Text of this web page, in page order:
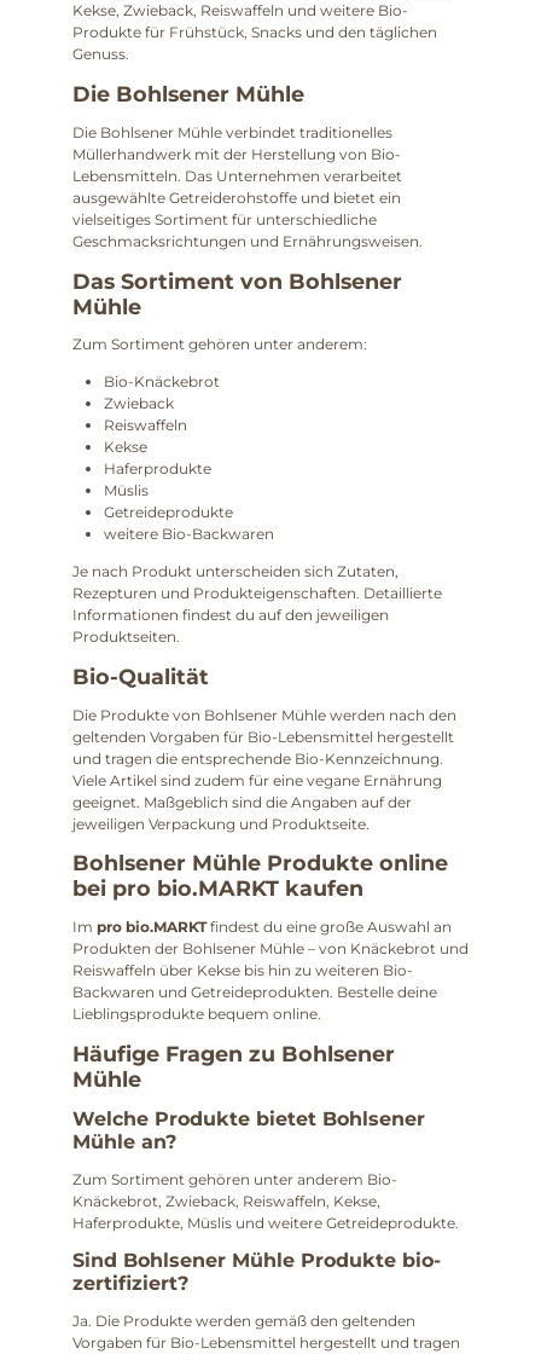
Kekse, Zwieback, Reiswaffeln und weitere Bio-
Produkte für Frühstück, Snacks und den täglichen
Genuss.
Die Bohlsener Mühle
Die Bohlsener Mühle verbindet traditionelles
Müllerhandwerk mit der Herstellung von Bio-
Lebensmitteln. Das Unternehmen verarbeitet
ausgewählte Getreiderohstoffe und bietet ein
vielseitiges Sortiment für unterschiedliche
Geschmacksrichtungen und Ernährungsweisen.
Das Sortiment von Bohlsener
Mühle
Zum Sortiment gehören unter anderem:
Bio-Knäckebrot
Zwieback
Reiswaffeln
Kekse
Haferprodukte
Müslis
Getreideprodukte
weitere Bio-Backwaren
Je nach Produkt unterscheiden sich Zutaten,
Rezepturen und Produkteigenschaften. Detaillierte
Informationen findest du auf den jeweiligen
Produktseiten.
Bio-Qualität
Die Produkte von Bohlsener Mühle werden nach den
geltenden Vorgaben für Bio-Lebensmittel hergestellt
und tragen die entsprechende Bio-Kennzeichnung.
Viele Artikel sind zudem für eine vegane Ernährung
geeignet. Maßgeblich sind die Angaben auf der
jeweiligen Verpackung und Produktseite.
Bohlsener Mühle Produkte online
bei pro bio.MARKT kaufen
Im pro bio.MARKTfindest du eine große Auswahl an
Produkten der Bohlsener Mühle – von Knäckebrot und
Reiswaffeln über Kekse bis hin zu weiteren Bio-
Backwaren und Getreideprodukten. Bestelle deine
Lieblingsprodukte bequem online.
Häufige Fragen zu Bohlsener
Mühle
Welche Produkte bietet Bohlsener
Mühle an?
Zum Sortiment gehören unter anderem Bio-
Knäckebrot, Zwieback, Reiswaffeln, Kekse,
Haferprodukte, Müslis und weitere Getreideprodukte.
Sind Bohlsener Mühle Produkte bio-
zertifiziert?
Ja. Die Produkte werden gemäß den geltenden
Vorgaben für Bio-Lebensmittel hergestellt und tragen